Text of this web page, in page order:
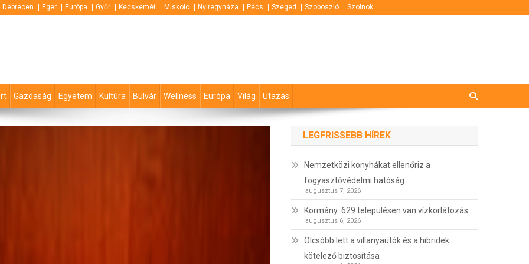
Debrecen Eger Európa Győr Kecskemét Miskolc Nyíregyháza Pécs Szeged Szoboszló Szolnok
Gazdaság Egyetem Kultúra Bulvár Wellness Európa Világ Utazás
LEGFRISSEBB HÍREK
Nemzetközi konyhákat ellenőriz a
fogyasztóvédelmi hatóság
augusztus 7, 2026
Kormány: 629 településen van vízkorlátozás
augusztus 6, 2026
Olcsóbb lett a villanyautók és a hibridek
kötelező biztosítása